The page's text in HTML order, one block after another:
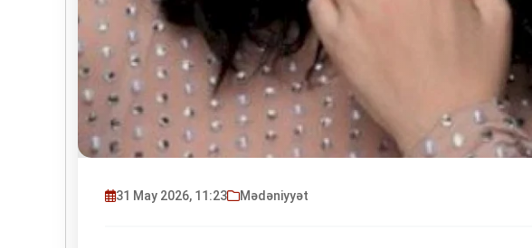
31 May 2026, 11:23 Mədəniyyət